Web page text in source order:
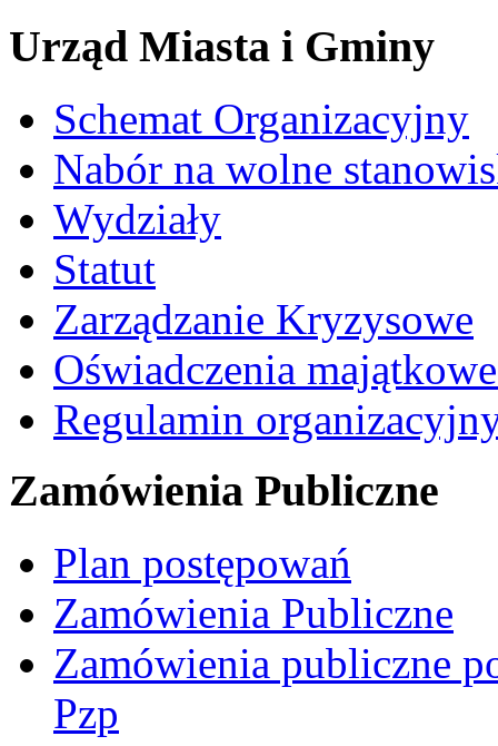
Urząd Miasta i Gminy
Schemat Organizacyjny
Nabór na wolne
Wydziały
Statut
Zarządzanie Kryzysowe
Oświadczenia
Regulamin
Zamówienia Publiczne
Plan postępowań
Zamówienia Publiczne
Zamówienia publiczne
Pzp